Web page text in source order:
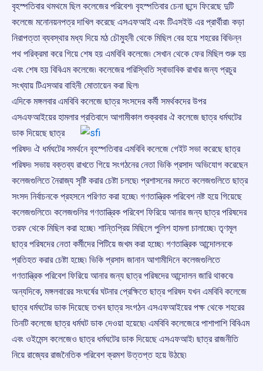
বৃহস্পতিবার থমথমে ছিল কলেজের পরিবেশ৷ বৃহস্পতিবার চেনা ছন্দে ফিরেছে দুটি
কলেজে মনোনয়নপত্র দাখিল করেছে এসএফআই এবং টিএসইউ এর প্রার্থীরা৷ কড়া
নিরাপত্তা ব্যবস্থার মধ্য দিয়ে মঠ চৌমুহনী থেকে মিছিল বের হয়ে শহরের বিভিন্ন
পথ পরিক্রমা করে গিয়ে শেষ হয় এমবিবি কলেজে৷ সেখান থেকে ফের মিছিল শুরু হয়
এবং শেষ হয় বিবিএম কলেজে৷ কলেজের পরিস্থিতি স্বাভাবিক রাখার জন্য প্রচুর
সংখ্যায় টিএসআর বাহিনী মোতায়েন করা ছিল৷
এদিকে মঙ্গলবার এমবিবি কলেজে ছাত্র সংসদের কর্মী সমর্থকদের উপর
এসএফআইয়ের হামলার প্রতিবাদে আগামীকাল শুক্রবার ঐ কলেজে ছাত্র ধর্মঘটের
ডাক দিয়েছে ছাত্র
পরিষদ৷ ঐ ধর্মঘটের সমর্থনে বৃহস্পতিবার এমবিবি কলেজে গেইট সভা করেছে ছাত্র
পরিষদ৷ সভায় বক্তব্য রাখতে গিয়ে সংগঠনের নেতা ভিকি প্রসাদ অভিযোগ করেছেন
কলেজগুলিতে নৈরাজ্য সৃষ্টি করার চেষ্টা চলছে৷ প্রশাসনের মদতে কলেজগুলিতে ছাত্র
সংসদ নির্বাচনকে প্রহসনে পরিণত করা হচ্ছে৷ গণতান্ত্রিক পরিবেশ নষ্ট হয়ে গিয়েছে
কলেজগুলিতে৷ কলেজগুলির গণতান্ত্রিক পরিবেশ ফিরিয়ে আনার জন্য ছাত্র পরিষদের
তরফ থেকে মিছিল করা হচ্ছে৷ শান্তিপ্রিয় মিছিলে পুলিশ হামলা চালাচ্ছে৷ তৃণমূল
ছাত্র পরিষদের নেতা কর্মীদের পিটিয়ে জখম করা হচ্ছে৷ গণতান্ত্রিক আন্দোলনকে
প্রতিহত করার চেষ্টা হচ্ছে৷ ভিকি প্রসাদ জানান আগামীদিনে কলেজগুলিতে
গণতান্ত্রিক পরিবেশ ফিরিয়ে আনার জন্য ছাত্র পরিষদের আন্দোলন জারি থাকবে৷
অন্যদিকে, মঙ্গলবারের সংঘর্ষের ঘটনার প্রেক্ষিতে ছাত্র পরিষদ যখন এমবিবি কলেজে
ছাত্র ধর্মঘটের ডাক দিয়েছে তখন ছাত্র সংগঠন এসএফআইয়ের পক্ষ থেকে শহরের
তিনটি কলেজে ছাত্র ধর্মঘট ডাক দেওয়া হয়েছে৷ এমবিবি কলেজেরে পাশাপাশি বিবিএম
এবং ওইমেন্স কলেজেও ছাত্র ধর্মঘটের ডাক দিয়েছে এসএফআই৷ ছাত্র রাজনীতি
নিয়ে রাজ্যের রাজনৈতিক পরিবেশ ক্রমশ উত্তপ্ত হয়ে উঠছে৷